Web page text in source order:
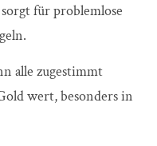
für problemlose
alle zugestimmt
wert, besonders in